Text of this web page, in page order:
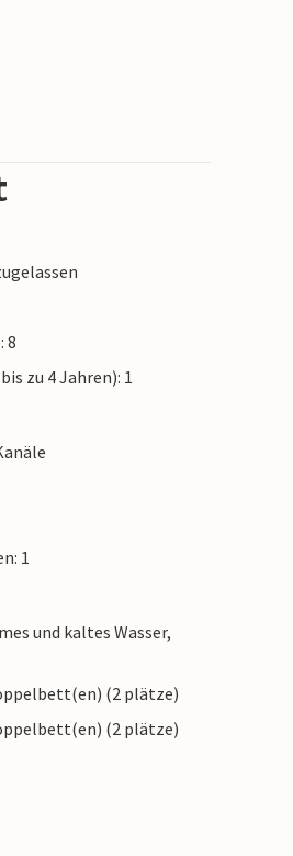
8
zu 4 Jahren): 1
1
und kaltes Wasser,
(2 plätze)
(2 plätze)